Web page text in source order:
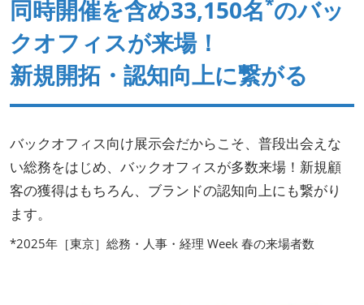
同時開催を含め33,150名 のバッ
クオフィスが来場！
新規開拓・認知向上に繋がる
バックオフィス向け展示会だからこそ、普段出会えな
い総務をはじめ、バックオフィスが多数来場！新規顧
客の獲得はもちろん、ブランドの認知向上にも繋がり
ます。
*2025年［東京］総務・人事・経理 Week 春の来場者数